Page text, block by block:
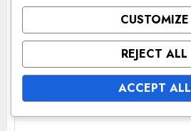
fields are marked*
Comment*
CUSTOMIZE
REJECT ALL
ACCEPT ALL